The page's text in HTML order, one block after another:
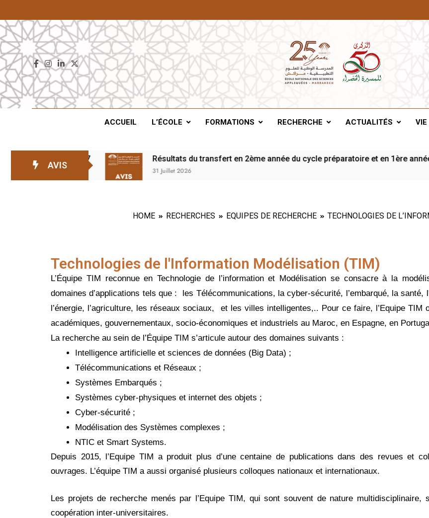
ENSA De Marrakech
ACCUEIL L’ÉCOLE FORMATIONS RECHERCHE ACTUALITÉS VIE
AVIS
– 2026/2027 Résultats du transfert en 2ème année du cycle préparatoire et en 1ère année du
31 Juillet 2026
HOME RECHERCHES EQUIPES DE RECHERCHE TECHNOLOGIES DE
Technologies de l'Information Modélisation (TIM)
L’Équipe TIM reconnue en Technologie de l’information et Modélisation se consacre à la
domaines d’applications tels que : les Télécommunications, la cyber-sécurité, l’embarqué, la
l’énergie, l’agriculture, les réseaux sociaux, et les villes intelligentes,.. Pour ce faire, l’Equipe
académiques, gouvernementaux, socio-économiques et industriels au Maroc, en Espagne, en
La recherche au sein de l’Équipe TIM s’articule autour des domaines suivants :
Intelligence artificielle et sciences de données (Big Data) ;
Télécommunications et Réseaux ;
Systèmes Embarqués ;
Systèmes cyber-physiques et internet des objets ;
Cyber-sécurité ;
Modélisation des Systèmes complexes ;
NTIC et Smart Systems.
Depuis 2015, l’Equipe TIM a produit plus d’une centaine de publications dans des revues et
ouvrages. L’équipe TIM a aussi organisé plusieurs colloques nationaux et internationaux.
Les projets de recherche menés par l’Equipe TIM, qui sont souvent de nature
coopération inter-universitaires.